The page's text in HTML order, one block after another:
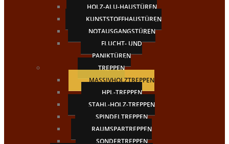
HOLZ-ALU-HAUSTÜREN
KUNSTSTOFFHAUSTÜREN
NOTAUSGANGSTÜREN
FLUCHT- UND
PANIKTÜREN
TREPPEN
MASSIVHOLZTREPPEN
HPL-TREPPEN
STAHL-HOLZ-TREPPEN
SPINDELTREPPEN
RAUMSPARTREPPEN
SONDERTREPPEN